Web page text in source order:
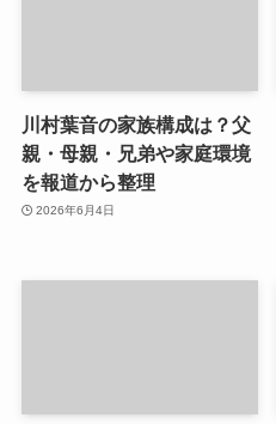
川村葉音の家族構成は？父
親・母親・兄弟や家庭環境
を報道から整理
2026年6月4日